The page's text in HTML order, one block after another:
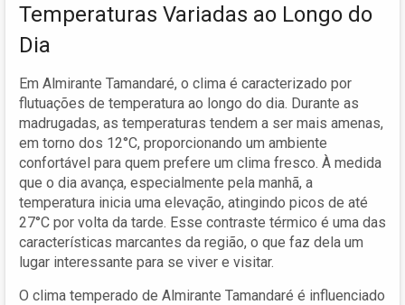
Temperaturas Variadas ao Longo do
Dia
Em Almirante Tamandaré, o clima é caracterizado por
flutuações de temperatura ao longo do dia. Durante as
madrugadas, as temperaturas tendem a ser mais amenas,
em torno dos 12°C, proporcionando um ambiente
confortável para quem prefere um clima fresco. À medida
que o dia avança, especialmente pela manhã, a
temperatura inicia uma elevação, atingindo picos de até
27°C por volta da tarde. Esse contraste térmico é uma das
características marcantes da região, o que faz dela um
lugar interessante para se viver e visitar.
O clima temperado de Almirante Tamandaré é influenciado